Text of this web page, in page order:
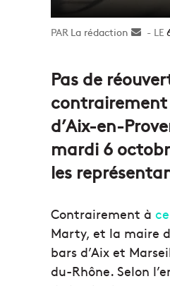
La rédaction
Pas de
contrairement
d’Aix-en-
mardi 6
les
Contrairement à
Marty, et la maire
bars d’Aix et
du-Rhône. Selon